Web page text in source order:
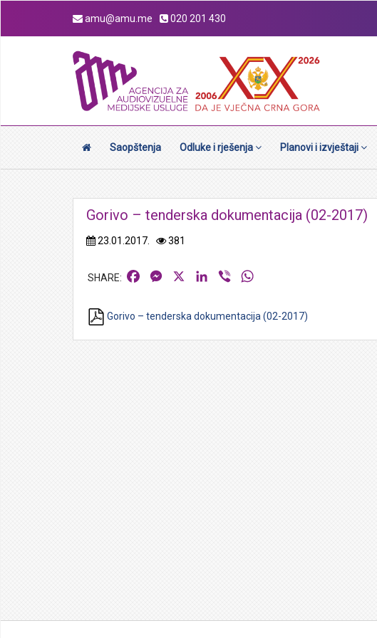
amu@amu.me 020 201 430
Saopštenja Odluke i rješenja Planovi i izvještaji
Gorivo – tenderska dokumentacija (02-2017)
23.01.2017. 381
FacebookMessengerLinkedIn
Viber
Gorivo – tenderska dokumentacija (02-2017)